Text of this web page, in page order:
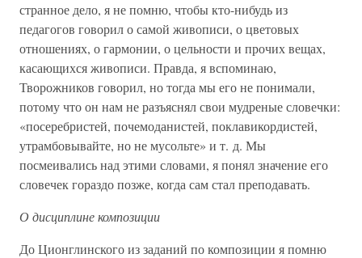
странное дело, я не помню, чтобы кто-нибудь из
педагогов говорил о самой живописи, о цветовых
отношениях, о гармонии, о цельности и прочих вещах,
касающихся живописи. Правда, я вспоминаю,
Творожников говорил, но тогда мы его не понимали,
потому что он нам не разъяснял свои мудреные словечки:
«посеребристей, почемоданистей, поклавикордистей,
утрамбовывайте, но не мусольте» и т. д. Мы
посмеивались над этими словами, я понял значение его
словечек гораздо позже, когда сам стал преподавать.
О дисциплине композиции
До Ционглинского из заданий по композиции я помню